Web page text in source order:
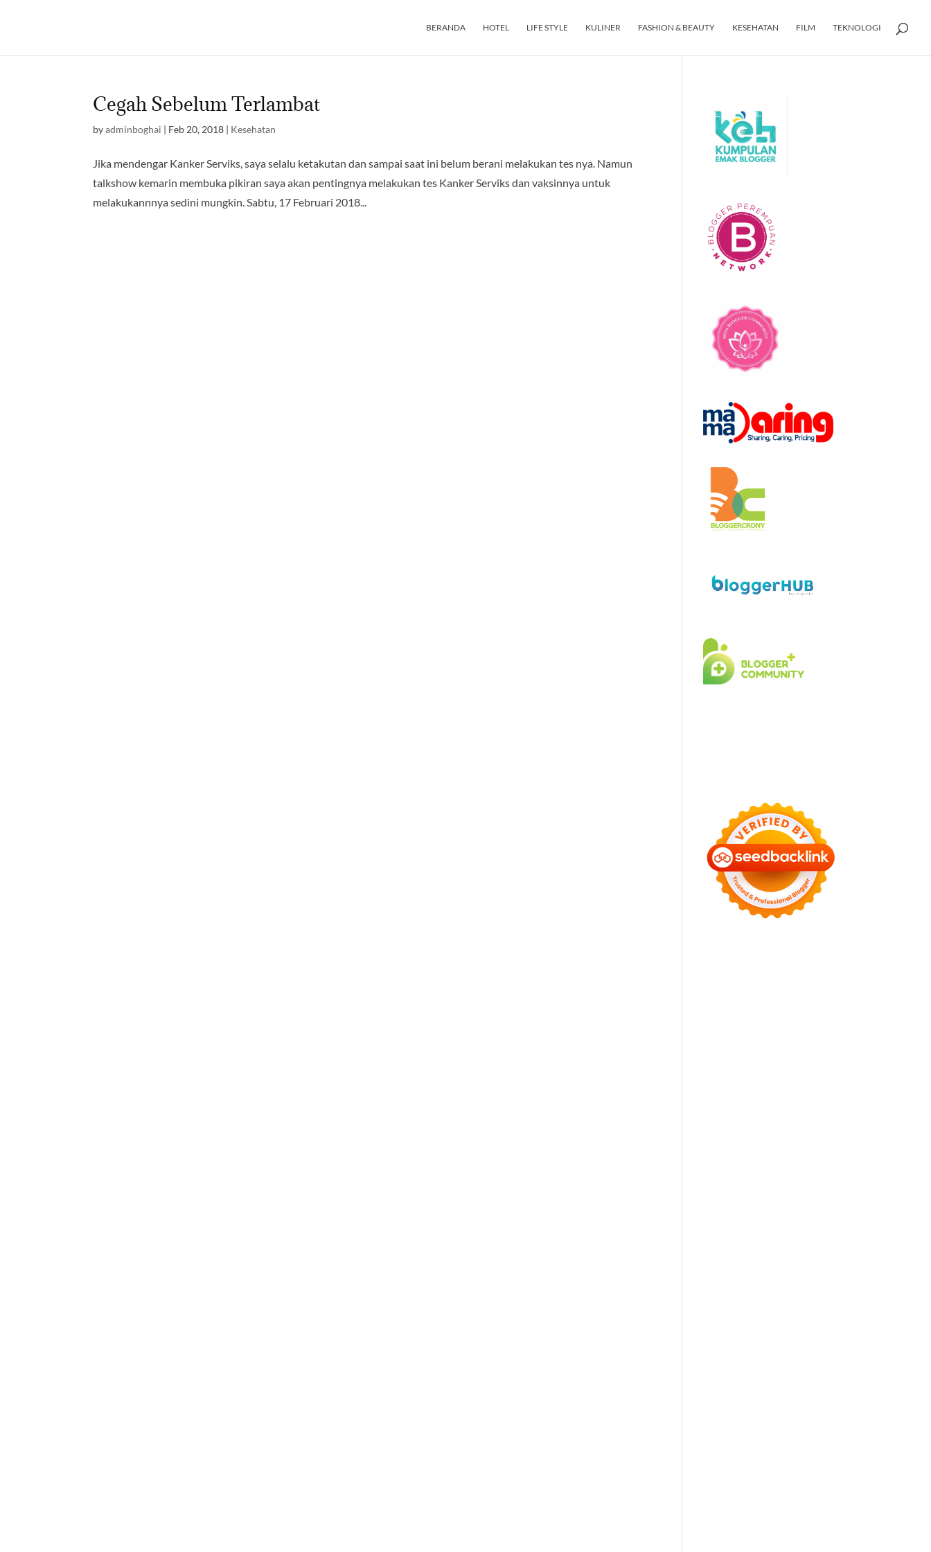
BERANDA HOTEL LIFE STYLE KULINER FASHION & BEAUTY KESEHATAN FILM TEKNOLOGI
Cegah Sebelum Terlambat
byadminboghai | Feb 20, 2018 | Kesehatan
Jika mendengar Kanker Serviks, saya selalu ketakutan dan sampai saat ini belum berani melakukan tes nya. Namun
talkshow kemarin membuka pikiran saya akan pentingnya melakukan tes Kanker Serviks dan vaksinnya untuk
melakukannnya sedini mungkin. Sabtu, 17 Februari 2018...